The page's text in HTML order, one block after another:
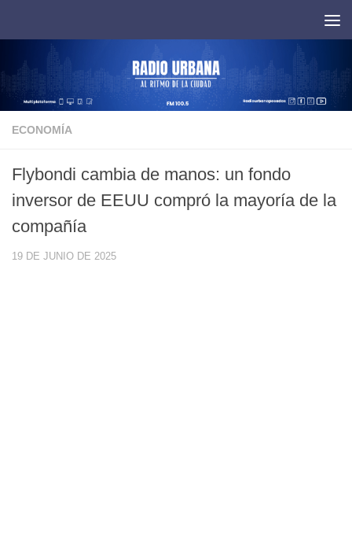
ECONOMÍA
Flybondi cambia de manos: un fondo
inversor de EEUU compró la mayoría de la
compañía
19 DE JUNIO DE 2025